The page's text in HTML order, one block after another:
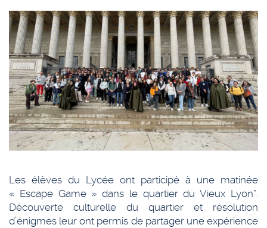
Les élèves du Lycée ont participé à une matinée
« Escape Game » dans le quartier du Vieux Lyon*.
Découverte culturelle du quartier et résolution
d’énigmes leur ont permis de partager une expérience